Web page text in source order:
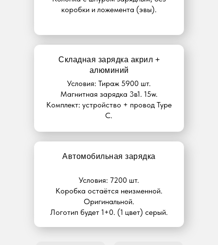
коробки и ложемента (эвы).
Складная зарядка акрил +
алюминий
Условия: Тираж 5900 шт.
Магнитная зарядка 3в1. 15w.
Комплект: устройство + провод Type
C.
Автомобильная зарядка
Условия: 7200 шт.
Коробка остаётся неизменной.
Оригинальной.
Логотип будет 1+0. (1 цвет) серый.